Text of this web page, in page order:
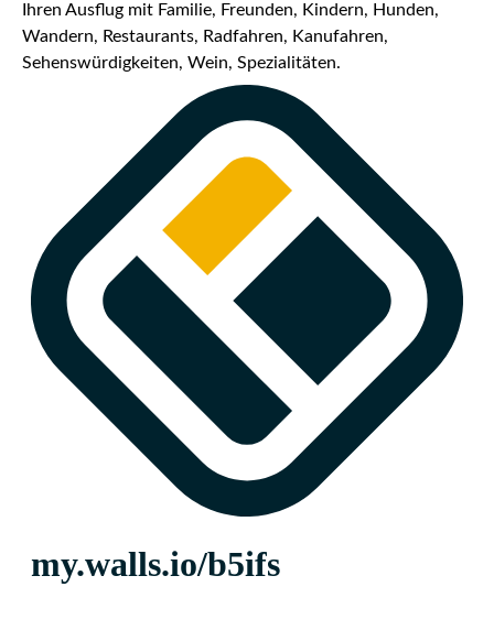
Ihren Ausflug mit Familie, Freunden, Kindern, Hunden,
Wandern, Restaurants, Radfahren, Kanufahren,
Sehenswürdigkeiten, Wein, Spezialitäten.